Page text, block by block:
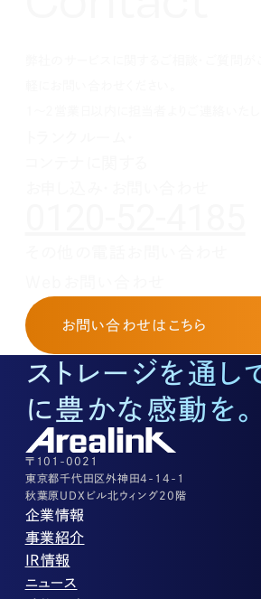
お申し込み・お問い合わせ
03-3526-8568
土地活用に関するお問い合わせ
03-3526-8574
底地に関するお問い合わせ
03-3526-8572
株式に関するお問い合わせ
03-3526-8556
その他上記に当てはまらない案件等
03-3526-8556
お問い合わせ はこちら
ストレージを通し
に豊かな感動を。
〒101-0021
東京都千代田区外神田4-14-1
秋葉原UDXビル北ウィング20階
企業情報
代表メッセージ
企業理念
会社概要
役員紹介
事業紹介
ストレージ事業
パートナー制度
土地権利整備事業
IR情報
IRカレンダー
ニュース